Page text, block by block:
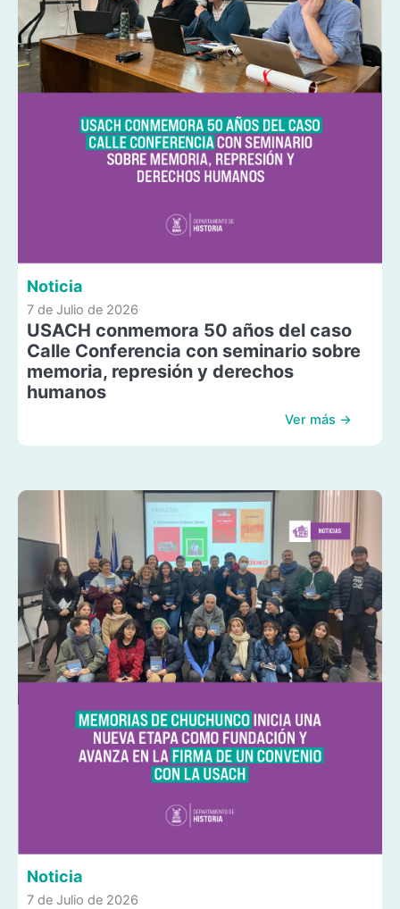
Noticia
7 de Julio de 2026
USACH conmemora 50 años del caso
Calle Conferencia con seminario sobre
memoria, represión y derechos
humanos
Ver más →
Noticia
7 de Julio de 2026